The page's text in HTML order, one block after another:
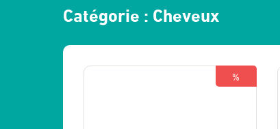
Catégorie : Cheveux
%